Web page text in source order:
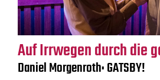
Auf Irrwegen durch die
Daniel Morgenroth: GATSBY!